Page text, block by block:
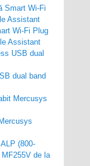
Wi-Fi Plug
Assistant
dual band